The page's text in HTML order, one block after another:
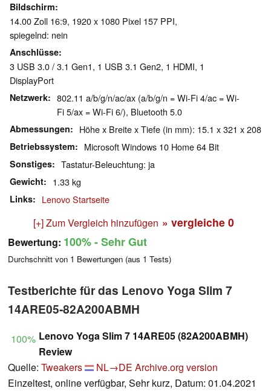
Bildschirm
14.00 Zoll 16:9, 1920 x 1080 Pixel 157 PPI,
spiegelnd: nein
Anschlüsse
3 USB 3.0 / 3.1 Gen1, 1 USB 3.1 Gen2, 1 HDMI, 1
DisplayPort
Netzwerk
802.11 a/b/g/n/ac/ax (a/b/g/n = Wi-Fi 4/ac = Wi-
Fi 5/ax = Wi-Fi 6/), Bluetooth 5.0
Abmessungen Höhe x Breite x Tiefe (in mm): 15.1 x 321 x 208
Betriebssystem Microsoft Windows 10 Home 64 Bit
Sonstiges Tastatur-Beleuchtung: ja
Gewicht 1.33 kg
Links Lenovo Startseite
[+] Zum Vergleich hinzufügen » vergleiche 0
Bewertung: 100%- Sehr Gut
Durchschnitt von 1 Bewertungen (aus 1 Tests)
Testberichte für das Lenovo Yoga Slim 7
14ARE05-82A200ABMH
100% Lenovo Yoga Slim 7 14ARE05 (82A200ABMH)
Review
Quelle: Tweakers NL→DE Archive.org version
Einzeltest, online verfügbar, Sehr kurz, Datum: 01.04.2021